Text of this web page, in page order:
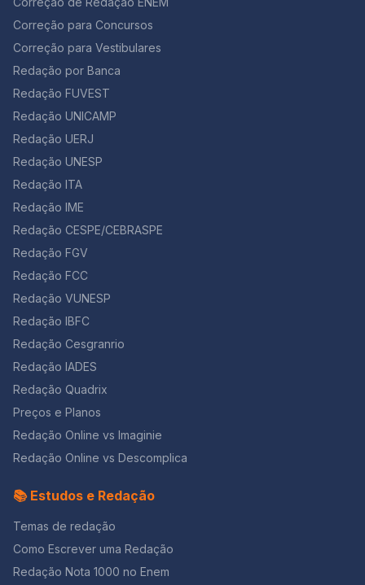
poema lindo e cheio de repertório para uma redação
sobre a importância de desenvolver o hábito de ler,
não é? Jorge Luis Borges foi um conhecido poeta
argentino. Difícil escolher o melhor verso… este é fácil
de decorar: “As vozes desses mortos Dir-me-ão para
sempre.” 5. “Educação Indígena” – Márcia Wayna
biodiversidade, Nesse verde eu cresci E conheci sua
bondade, Partilhar água e sombra, Sem ver nisso tanta
maldade. Mas logo veio o “outro”, E mostrou-me com
sua maldade, A importância da escrita E vi nela uma
necessidade, Fui estudar na escola do branco Para
entender sua realidade. Compreendi que a cultura é
existem fronteiras Para aprender, lutar e caminhar A
autora desta poesia é uma indígena do Amazonas.
Note que o poema é mais longo, mas este trecho você
pode usar tranquilamente em assuntos relacionados
aos indígenas, ou à própria Floresta Amazônica. Ele
também vai bem em redações sobre a escolaridade
Quando nasci um anjo esbelto, desses que tocam
trombeta, anunciou: vai carregar bandeira. Cargo muito
pesado pra mulher, esta espécie ainda envergonhada.
Aceito os subterfúgios que me cabem, sem precisar
mentir. Não sou tão feia que não possa casar, acho o
Rio de Janeiro uma beleza e ora sim, ora não, creio
sina. Inauguro linhagens, fundo reinos — dor não é
amargura. Minha tristeza não tem pedigree, já a minha
vontade de alegria, sua raiz vai ao meu mil avô. Vai ser
coxo na vida é maldição pra homem. Mulher é
desdobrável. Percebeu que este poema é inspirado
no “Poema de Sete Faces”, de Carlos Drummond de
como Enem, vestibulares e concursos. Você já viu
anteriormente o que é a doença, os sintomas e como
endometriose que já caíram em provas anteriores:
Questão 01 [UNCISAL 2° Dia 2013] A tensão pré-
menstrual (TPM) ainda é uma das principais queixas
femininas, já que ela está diretamente associada aos
ciclos hormonais e à ovulação. Alterações de humor,
cólicas, dores no corpo e inchaço estão entre os
menstrual. Atualmente, observa-se que alguns
métodos de supressão menstrual são utilizados – pílula
anticoncepcional de uso contínuo; injeção trimestral de
derivados da progesterona; implante subcutâneo que
libera doses mínimas diárias de um derivado da
progesterona; dispositivo intrauterino (DIU) que
Segundo alguns ginecologistas… Mulheres com
problemas como mioma, endometriose e cistos podem
especialmente se beneficiar com a supressão
menstrual. Além disso, outros especialistas no assunto
enfatizam que “o ciclo menstrual é o aliado número 1
da mulher, uma prova de que o organismo feminino
o seu equilíbrio físico e psicológico” (Revista Boa
Forma, Ed. 309 set. 2012 – Adaptado). Marque a opção
correta. a)A menstruação é caracterizada pela
descamação do endométrio, acompanhada de
sangramentos, que marca o início de um ciclo
acontece a cada 28 dias, aproximadamente. Em caso
menstruação não ocorre, pois a progesterona inibe a
secreção do FSH (hormônio folículo estimulante),
impedindo a maturação de novos folículos ovarianos.
b) É o período entre o início de uma menstruação e o
Correção para Concursos
Correção para Vestibulares
Redação por Banca
Redação FUVEST
Redação UNICAMP
Redação UERJ
Redação UNESP
Redação ITA
Redação IME
Redação CESPE/CEBRASPE
Redação FGV
Redação FCC
Redação VUNESP
Redação IBFC
Redação Cesgranrio
Redação IADES
Redação Quadrix
Preços e Planos
Redação Online vs Imaginie
Redação Online vs Descomplica
📚 Estudos e Redação
Temas de redação
Como Escrever uma Redação
Redação Nota 1000 no Enem